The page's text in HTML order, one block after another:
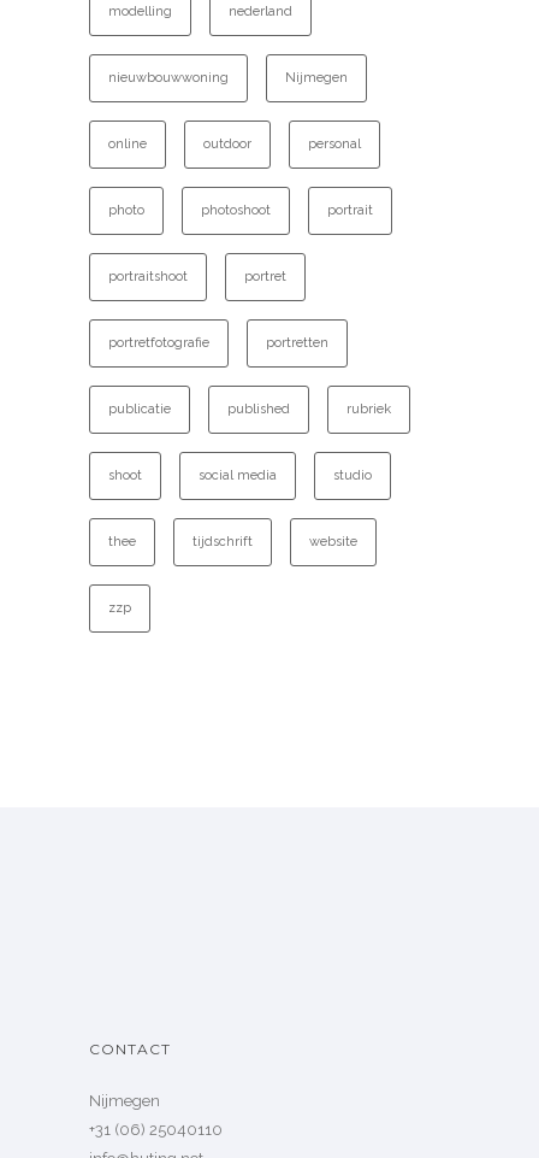
modelling nederland
nieuwbouwwoning Nijmegen
online outdoor personal
photo photoshoot portrait
portraitshoot portret
portretfotografie portretten
publicatie published rubriek
shoot social media studio
thee tijdschrift website
zzp
CONTACT
Nijmegen
+31 (06) 25040110